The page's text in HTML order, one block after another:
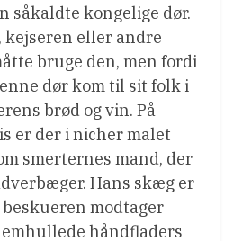
såkaldte kongelige dør.
eller andre
bruge den, men fordi
dør kom til sit folk i
brød og vin. På
er der i nicher malet
smerternes mand, der
Hans skæg er
modtager
håndfladers